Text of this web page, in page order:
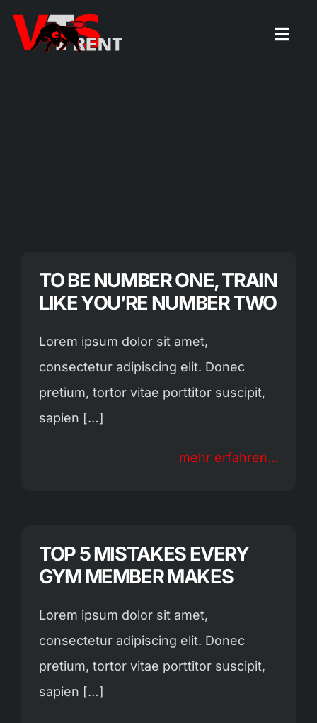
Zum
Inhalt
TO BE NUMBER ONE, TRAIN
LIKE YOU’RE NUMBER TWO
Lorem ipsum dolor sit amet,
consectetur adipiscing elit. Donec
pretium, tortor vitae porttitor suscipit,
sapien […]
mehr erfahren...
TOP 5 MISTAKES EVERY
GYM MEMBER MAKES
Lorem ipsum dolor sit amet,
consectetur adipiscing elit. Donec
pretium, tortor vitae porttitor suscipit,
sapien […]